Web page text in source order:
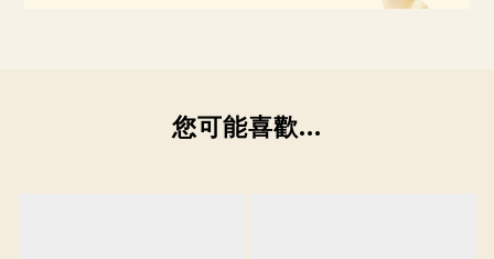
您可能喜歡...